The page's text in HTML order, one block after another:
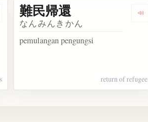
難民申請者
難民帰還
なんみんきかん
pemulangan pengungsi
return of